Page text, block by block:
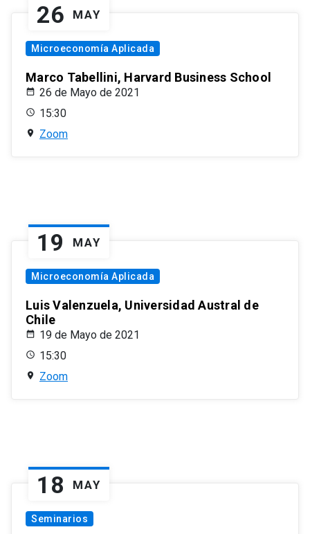
26 MAY
Microeconomía Aplicada
Marco Tabellini, Harvard Business School
26 de Mayo de 2021
15:30
Zoom
19 MAY
Microeconomía Aplicada
Luis Valenzuela, Universidad Austral de
Chile
19 de Mayo de 2021
15:30
Zoom
18 MAY
Seminarios